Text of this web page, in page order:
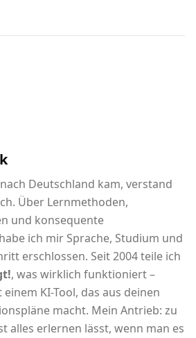
Deutschland kam, verstand
Über Lernmethoden,
und konsequente
ich mir Sprache, Studium und
erschlossen. Seit 2004 teile ich
, was wirklich funktioniert –
KI-Tool, das aus deinen
macht. Mein Antrieb: zu
alles erlernen lässt, wenn man es